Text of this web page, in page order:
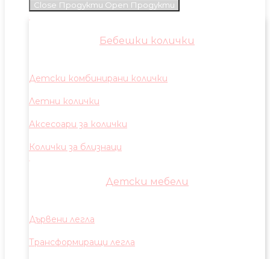
Close Продукти Open Продукти
Бебешки колички
Детски комбинирани колички
Летни колички
Аксесоари за колички
Колички за близнаци
Детски мебели
Дървени легла
Трансформиращи легла